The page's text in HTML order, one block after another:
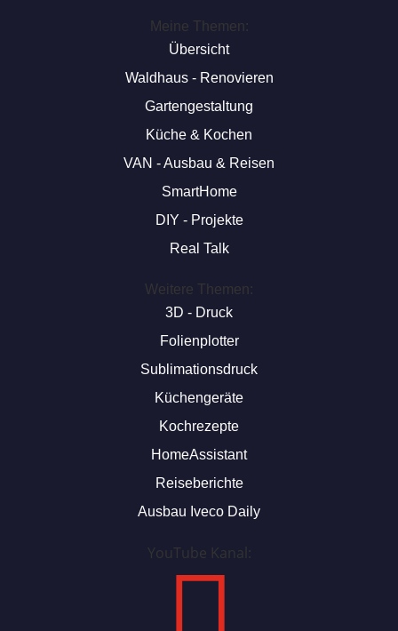
Meine Themen:
Übersicht
Waldhaus - Renovieren
Gartengestaltung
Küche & Kochen
VAN - Ausbau & Reisen
SmartHome
DIY - Projekte
Real Talk
Weitere Themen:
3D - Druck
Folienplotter
Sublimationsdruck
Küchengeräte
Kochrezepte
HomeAssistant
Reiseberichte
Ausbau Iveco Daily
YouTube Kanal: